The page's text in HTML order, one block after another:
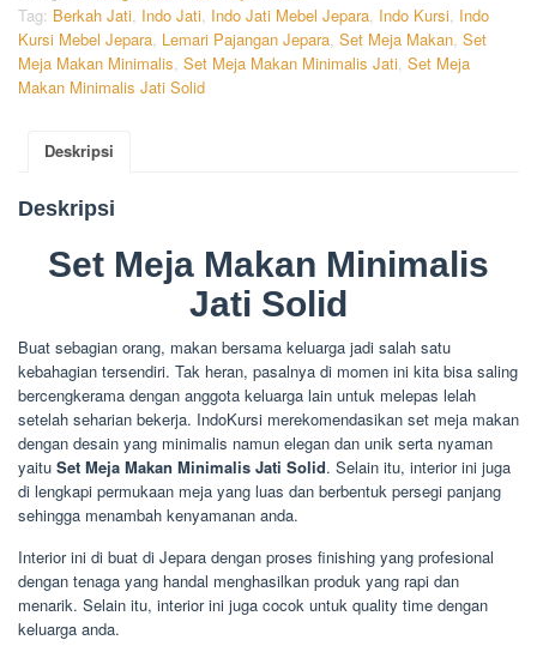
Tag: Berkah Jati Indo Jati Indo Jati Mebel Jepara Indo Kursi Indo
Kursi Mebel Jepara Lemari Pajangan Jepara Set Meja Makan Set
Meja Makan Minimalis Set Meja Makan Minimalis Jati Set Meja
Makan Minimalis Jati Solid
Deskripsi
Deskripsi
Set Meja Makan Minimalis
Jati Solid
Buat sebagian orang, makan bersama keluarga jadi salah satu
kebahagian tersendiri. Tak heran, pasalnya di momen ini kita bisa saling
bercengkerama dengan anggota keluarga lain untuk melepas lelah
setelah seharian bekerja. IndoKursi merekomendasikan set meja makan
dengan desain yang minimalis namun elegan dan unik serta nyaman
yaitu Set Meja Makan Minimalis Jati Solid. Selain itu, interior ini juga
di lengkapi permukaan meja yang luas dan berbentuk persegi panjang
sehingga menambah kenyamanan anda.
Interior ini di buat di Jepara dengan proses finishing yang profesional
dengan tenaga yang handal menghasilkan produk yang rapi dan
menarik. Selain itu, interior ini juga cocok untuk quality time dengan
keluarga anda.